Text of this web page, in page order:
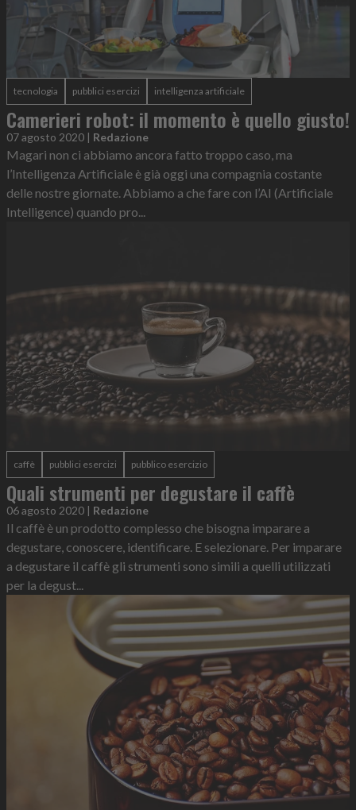
tecnologia pubblici esercizi intelligenza artificiale
Camerieri robot: il momento è quello giusto!
07 agosto 2020 | Redazione
Magari non ci abbiamo ancora fatto troppo caso, ma
l’Intelligenza Artificiale è già oggi una compagnia costante
delle nostre giornate. Abbiamo a che fare con l’AI (Artificiale
Intelligence) quando pro...
caffè pubblici esercizi pubblico esercizio
Quali strumenti per degustare il caffè
06 agosto 2020 | Redazione
Il caffè è un prodotto complesso che bisogna imparare a
degustare, conoscere, identificare. E selezionare. Per imparare
a degustare il caffè gli strumenti sono simili a quelli utilizzati
per la degust...